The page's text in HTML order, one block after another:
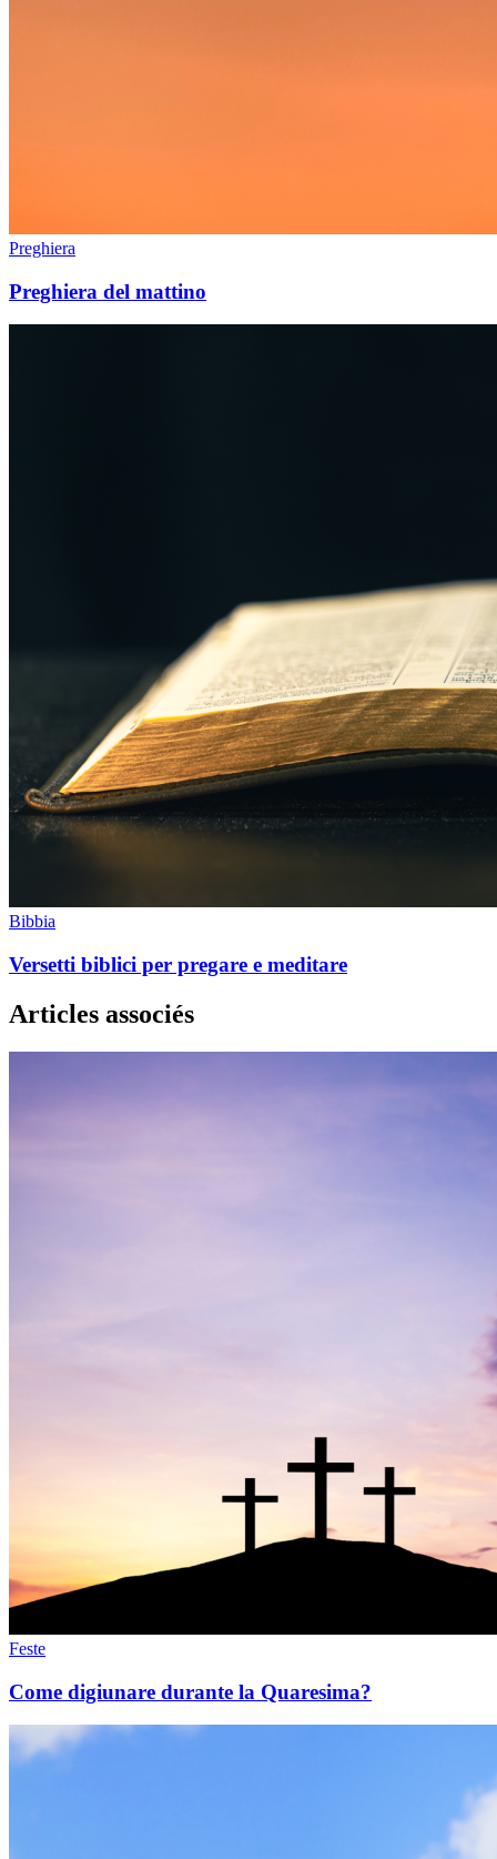
Preghiera
Preghiera del mattino
Bibbia
Versetti biblici per pregare e meditare
Articles associés
Feste
Come digiunare durante la Quaresima?